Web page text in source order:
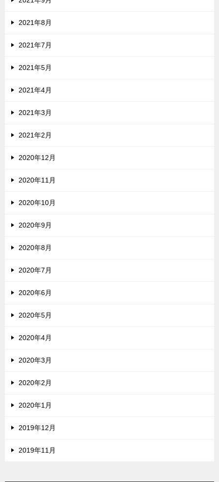
2021年8月
2021年7月
2021年5月
2021年4月
2021年3月
2021年2月
2020年12月
2020年11月
2020年10月
2020年9月
2020年8月
2020年7月
2020年6月
2020年5月
2020年4月
2020年3月
2020年2月
2020年1月
2019年12月
2019年11月